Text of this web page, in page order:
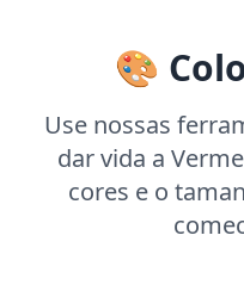
facilidade. Divirta-se
texturas!🎨
Use nossas
dar vida a
cores e o